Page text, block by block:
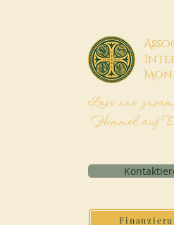
A
I
M
Lass uns
Himmel auf